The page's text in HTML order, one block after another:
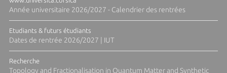
Année universitaire 2026/2027 - Calendrier des rentrées
Etudiants & futurs étudiants
Dates de rentrée 2026/2027 | IUT
Recherche
Topology and Fractionalisation in Quantum Matter and Synthetic